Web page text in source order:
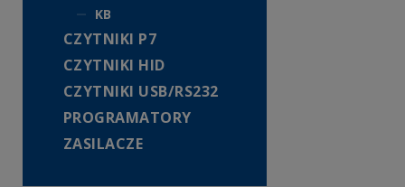
KB
CZYTNIKI P7
CZYTNIKI HID
CZYTNIKI USB/RS232
PROGRAMATORY
ZASILACZE